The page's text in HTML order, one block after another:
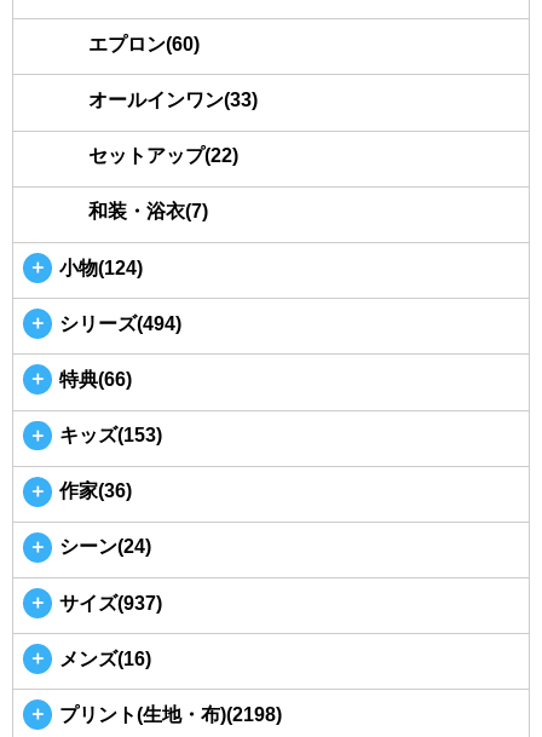
エプロン(60)
オールインワン(33)
セットアップ(22)
和装・浴衣(7)
＋ 小物(124)
＋ シリーズ(494)
＋ 特典(66)
＋ キッズ(153)
＋ 作家(36)
＋ シーン(24)
＋ サイズ(937)
＋ メンズ(16)
＋ プリント(生地・布)(2198)